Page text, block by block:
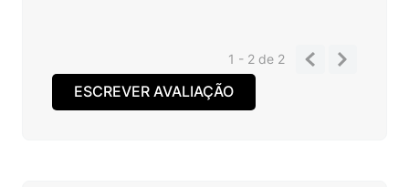
1 - 2de 2
ESCREVER AVALIAÇÃO